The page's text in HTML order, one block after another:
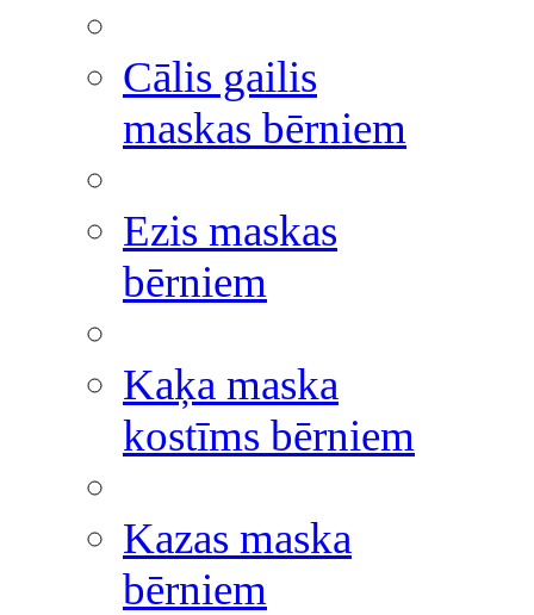
Cālis gailis
maskas bērniem
Ezis maskas
bērniem
Kaķa maska
kostīms bērniem
Kazas maska
bērniem